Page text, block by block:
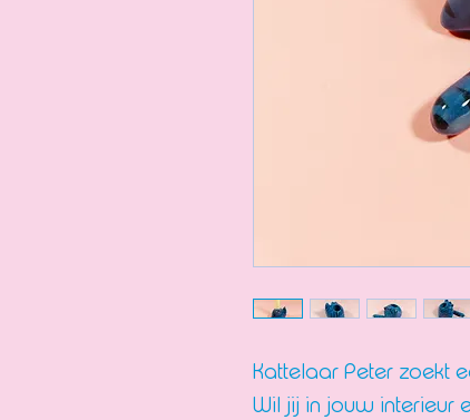
Kattelaar Peter zoekt
Wil jij in jouw interieur